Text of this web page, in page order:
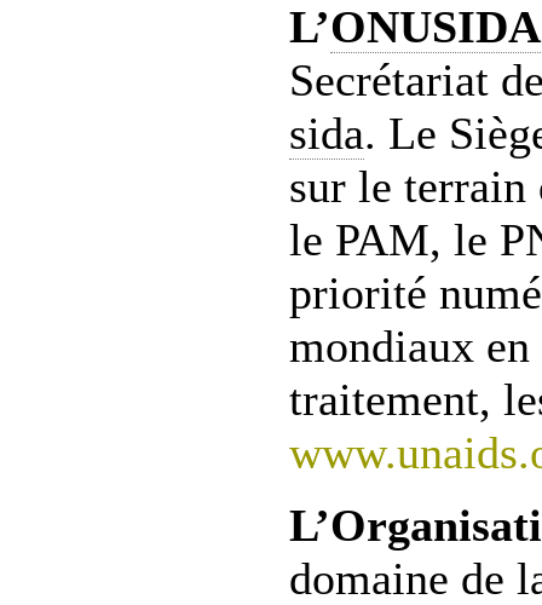
L’ONUSIDA
Secrétariat
sida. Le
sur le terrain
le PAM, le
priorité
mondiaux
traitement,
domaine de